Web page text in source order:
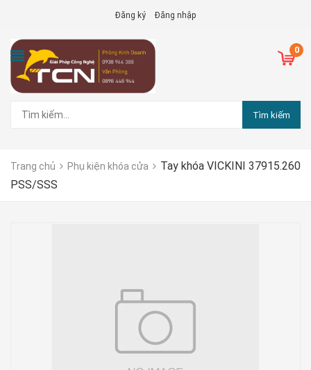
Đăng ký Đăng nhập
0
Tìm kiếm
Trang chủ Phụ kiện khóa cửa
Tay khóa VICKINI 37915.260
PSS/SSS